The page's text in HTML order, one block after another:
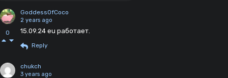
0
GoddessOfCoco
2 years ago
15.09.24 eu работает.
Reply
chukch
3 years ago